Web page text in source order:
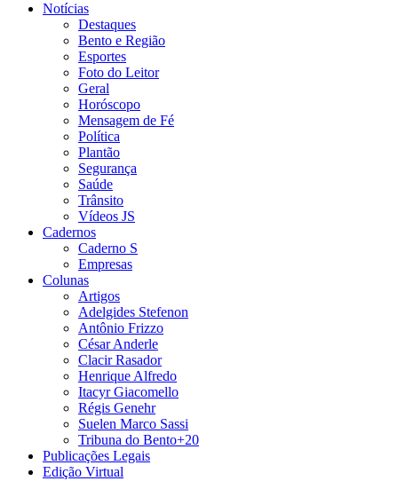
Notícias
Destaques
Bento e Região
Esportes
Foto do Leitor
Geral
Horóscopo
Mensagem de Fé
Política
Plantão
Segurança
Saúde
Trânsito
Vídeos JS
Cadernos
Caderno S
Empresas
Colunas
Artigos
Adelgides Stefenon
Antônio Frizzo
César Anderle
Clacir Rasador
Henrique Alfredo
Itacyr Giacomello
Régis Genehr
Suelen Marco Sassi
Tribuna do Bento+20
Publicações Legais
Edição Virtual